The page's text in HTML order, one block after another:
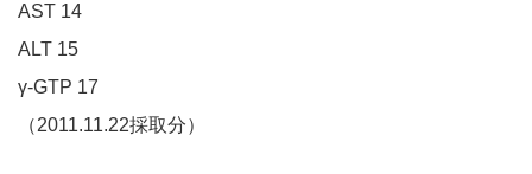
AST 14
ALT 15
γ-GTP 17
（2011.11.22採取分）